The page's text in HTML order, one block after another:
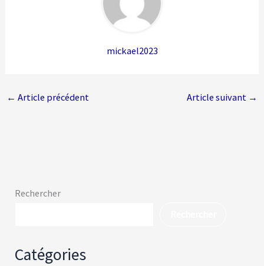
mickael2023
← Article précédent Article suivant →
Rechercher
Catégories